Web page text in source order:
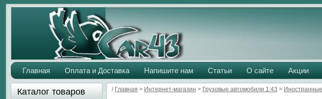
Главная Оплата и Доставка Напишите нам Статьи О сайте Акции
/ Главная > Интернет-магазин > Грузовые автомобили 1:43 > Иностранные
Каталог товаров